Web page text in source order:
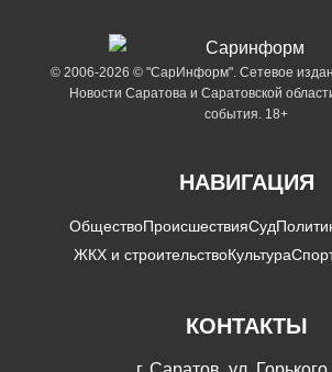
© 2006-2026 © "СарИнформ". Сетевое
Новости Саратова и Саратовской
события. 18+
НАВИГАЦИЯ
ОбществоПроисшествияСуд
ЖКХ и строительствоКультура
КОНТАКТЫ